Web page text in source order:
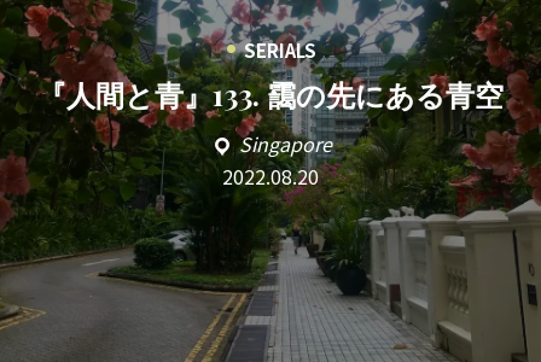
• SERIALS
『人間と青』133. 靄の先にある青空
Singapore
2022.08.20